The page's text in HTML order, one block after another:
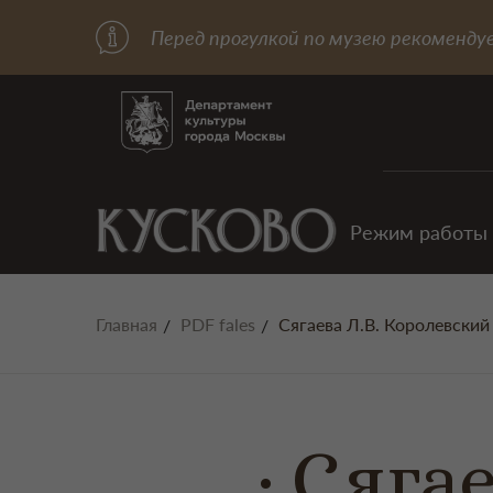
Перед прогулкой по музею
Режим работы
Главная PDF fales Сягаева Л.В.